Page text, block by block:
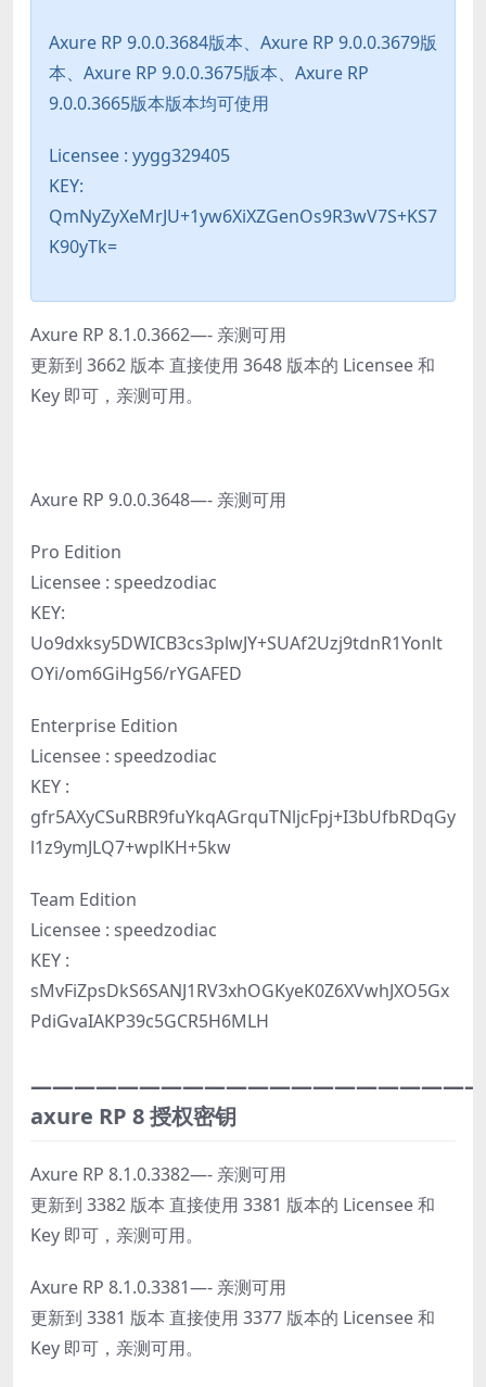
Axure RP 9.0.0.3684版本、Axure RP 9.0.0.3679版
本、Axure RP 9.0.0.3675版本、Axure RP
9.0.0.3665版本版本均可使用
Licensee : yygg329405
KEY:
QmNyZyXeMrJU+1yw6XiXZGenOs9R3wV7S+KS7
K90yTk=
Axure RP 8.1.0.3662—- 亲测可用
更新到 3662 版本 直接使用 3648 版本的 Licensee 和
Key 即可，亲测可用。
Axure RP 9.0.0.3648—- 亲测可用
Pro Edition
Licensee : speedzodiac
KEY:
Uo9dxksy5DWICB3cs3plwJY+SUAf2Uzj9tdnR1Yonlt
OYi/om6GiHg56/rYGAFED
Enterprise Edition
Licensee : speedzodiac
KEY :
gfr5AXyCSuRBR9fuYkqAGrquTNljcFpj+I3bUfbRDqGy
l1z9ymJLQ7+wplKH+5kw
Team Edition
Licensee : speedzodiac
KEY :
sMvFiZpsDkS6SANJ1RV3xhOGKyeK0Z6XVwhJXO5Gx
PdiGvaIAKP39c5GCR5H6MLH
axure RP 8 授权密钥
Axure RP 8.1.0.3382—- 亲测可用
更新到 3382 版本 直接使用 3381 版本的 Licensee 和
Key 即可，亲测可用。
Axure RP 8.1.0.3381—- 亲测可用
更新到 3381 版本 直接使用 3377 版本的 Licensee 和
Key 即可，亲测可用。